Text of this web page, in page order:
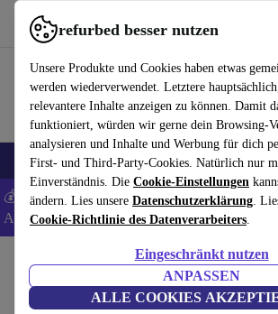
refurbed besser nutzen
Unsere Produkte und Cookies haben etwas
werden wiederverwendet. Letztere
relevantere Inhalte anzeigen zu können. Damit
funktioniert, würden wir gerne dein Browsing-
analysieren und Inhalte und Werbung für dich
First- und Third-Party-Cookies. Natürlich nur
Einverständnis. Die Cookie-Einstellungen
ändern. Lies unsere Datenschutzerklärung.
Cookie-Richtlinie des Datenverarbeiters.
Eingeschränkt nutzen
ANPASSEN
ALLE COOKIES
refurbed schnell und einfach nutzen
🎒 Back to school Handys Laptops Tablets
💰 Extra -8% auf Samsung- und Google-
ANDROID8 -AGB
Kameras
Lenovo 500 FHD Webcam